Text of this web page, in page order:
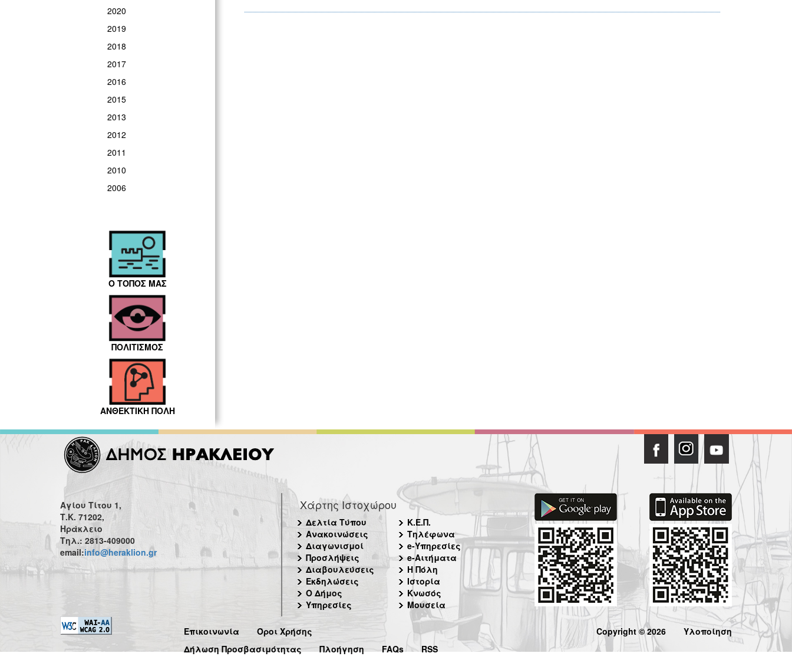
2020
2019
2018
2017
2016
2015
2013
2012
2011
2010
2006
Ο ΤΟΠΟΣ ΜΑΣ
ΠΟΛΙΤΙΣΜΟΣ
ΑΝΘΕΚΤΙΚΗ ΠΟΛΗ
Αγίου Τίτου 1,
Τ.Κ. 71202,
Ηράκλειο
Τηλ.: 2813-409000
email:info@heraklion.gr
Χάρτης Ιστοχώρου
Δελτία Τύπου
Ανακοινώσεις
Διαγωνισμοί
Προσλήψεις
Διαβουλεύσεις
Εκδηλώσεις
Ο Δήμος
Υπηρεσίες
Κ.Ε.Π.
Τηλέφωνα
e-Υπηρεσίες
e-Αιτήματα
Η Πόλη
Ιστορία
Κνωσός
Μουσεία
Επικοινωνία
Όροι Χρήσης
Δήλωση Προσβασιμότητας
Πλοήγηση FAQs RSS
Copyright © 2026 Υλοποίηση